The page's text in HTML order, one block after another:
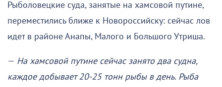
Рыболовецкие суда, занятые на хамсовой путине,
переместились ближе к Новороссийску: сейчас лов
идет в районе Анапы, Малого и Большого Утриша.
— На хамсовой путине сейчас занято два судна,
каждое добывает 20-25 тонн рыбы в день. Рыба